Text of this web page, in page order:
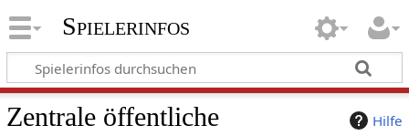
Spielerinfos
Hilfe
Zentrale öffentliche